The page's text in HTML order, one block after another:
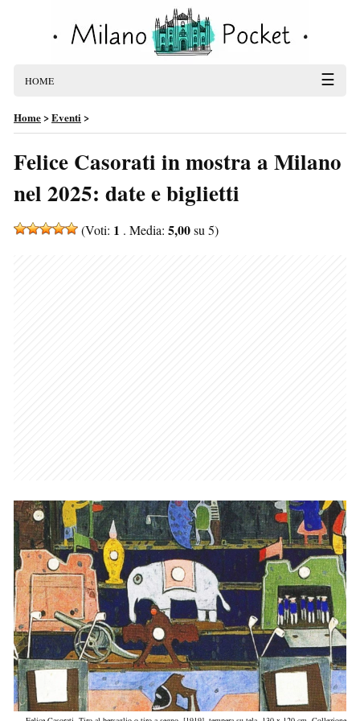
HOME ☰
Home>Eventi>
Felice Casorati in mostra a Milano
nel 2025: date e biglietti
(Voti: 1 . Media: 5,00su 5)